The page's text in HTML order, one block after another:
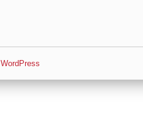
WordPress